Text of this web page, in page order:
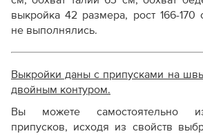
выкройка 42 размера, рост 166-170
не выполнялись.
Выкройки даны с припусками на
двойным контуром.
Вы можете самостоятельно
припусков, исходя из свойств